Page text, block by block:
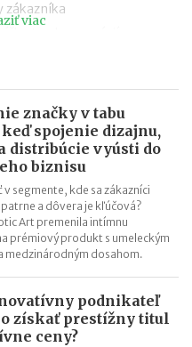
zákazníka
kvalitu aj tradičné
dvojičiek, ktorá popri
do ateliéru
nechcené produkty
Inspio, Isadore a Bubulákovo
učíme v Bratislave a
viac
značky v tabu
spojenie dizajnu,
distribúcie vyústi do
biznisu
segmente, kde sa zákazníci
a dôvera je kľúčová?
Art premenila intímnu
prémiový produkt s umeleckým
medzinárodným dosahom.
podnikateľ
získať prestížny titul
ceny?